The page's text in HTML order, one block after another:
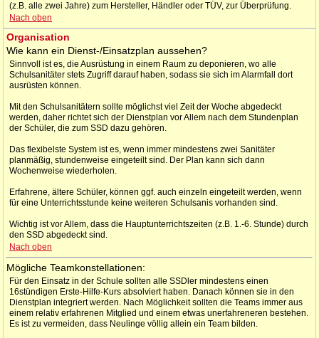
(z.B. alle zwei Jahre) zum Hersteller, Händler oder TÜV, zur Überprüfung.
Nach oben
Organisation
Wie kann ein Dienst-/Einsatzplan aussehen?
Sinnvoll ist es, die Ausrüstung in einem Raum zu deponieren, wo alle
Schulsanitäter stets Zugriff darauf haben, sodass sie sich im Alarmfall dort
ausrüsten können.
Mit den Schulsanitätern sollte möglichst viel Zeit der Woche abgedeckt
werden, daher richtet sich der Dienstplan vor Allem nach dem Stundenplan
der Schüler, die zum SSD dazu gehören.
Das flexibelste System ist es, wenn immer mindestens zwei Sanitäter
planmäßig, stundenweise eingeteilt sind. Der Plan kann sich dann
Wochenweise wiederholen.
Erfahrene, ältere Schüler, können ggf. auch einzeln eingeteilt werden, wenn
für eine Unterrichtsstunde keine weiteren Schulsanis vorhanden sind.
Wichtig ist vor Allem, dass die Hauptunterrichtszeiten (z.B. 1.-6. Stunde) durch
den SSD abgedeckt sind.
Nach oben
Mögliche Teamkonstellationen:
Für den Einsatz in der Schule sollten alle SSDler mindestens einen
16stündigen Erste-Hilfe-Kurs absolviert haben. Danach können sie in den
Dienstplan integriert werden. Nach Möglichkeit sollten die Teams immer aus
einem relativ erfahrenen Mitglied und einem etwas unerfahreneren bestehen.
Es ist zu vermeiden, dass Neulinge völlig allein ein Team bilden.